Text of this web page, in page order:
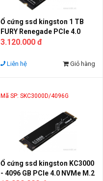
Ổ cứng ssd kingston 1 TB
FURY Renegade PCIe 4.0
NVMe M.2
3.120.000 đ
Liên hệ Giỏ hàng
Mã SP: SKC3000D/4096G
Ổ cứng ssd kingston KC3000
- 4096 GB PCIe 4.0 NVMe M.2